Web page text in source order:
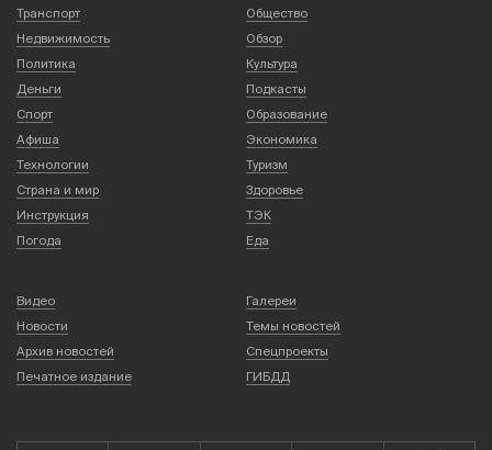
Транспорт
Общество
Недвижимость
Обзор
Политика
Культура
Деньги
Подкасты
Спорт
Образование
Афиша
Экономика
Технологии
Туризм
Страна и мир
Здоровье
Инструкция
ТЭК
Погода
Еда
Видео
Галереи
Новости
Темы новостей
Архив новостей
Спецпроекты
Печатное издание
ГИБДД